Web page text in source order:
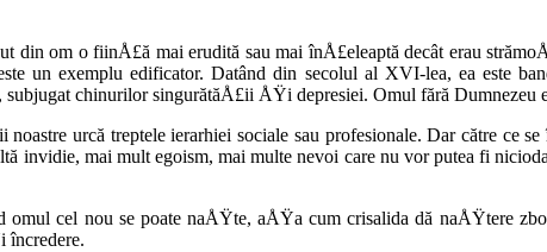
din om o fiinÅ£ă mai erudită sau mai înÅ£eleaptă decât erau
un exemplu edificator. Datând din secolul al XVI-lea, ea este
chinurilor singurătăÅ£ii ÅŸi depresiei. Omul fără Dumnezeu
urcă treptele ierarhiei sociale sau pro­fesionale. Dar către ce
invidie, mai mult egoism, mai multe nevoi care nu vor putea fi
omul cel nou se poate naÅŸte, aÅŸa cum crisalida dă naÅŸtere
încredere.